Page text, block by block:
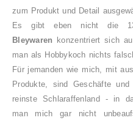
zum Produkt und Detail
Es gibt eben nicht die
Bleywaren
konzentriert sich
man als Hobbykoch nichts
Für jemanden wie mich, mit
Produkte, sind Geschäfte
reinste Schlaraffenland - in
man mich gar nicht